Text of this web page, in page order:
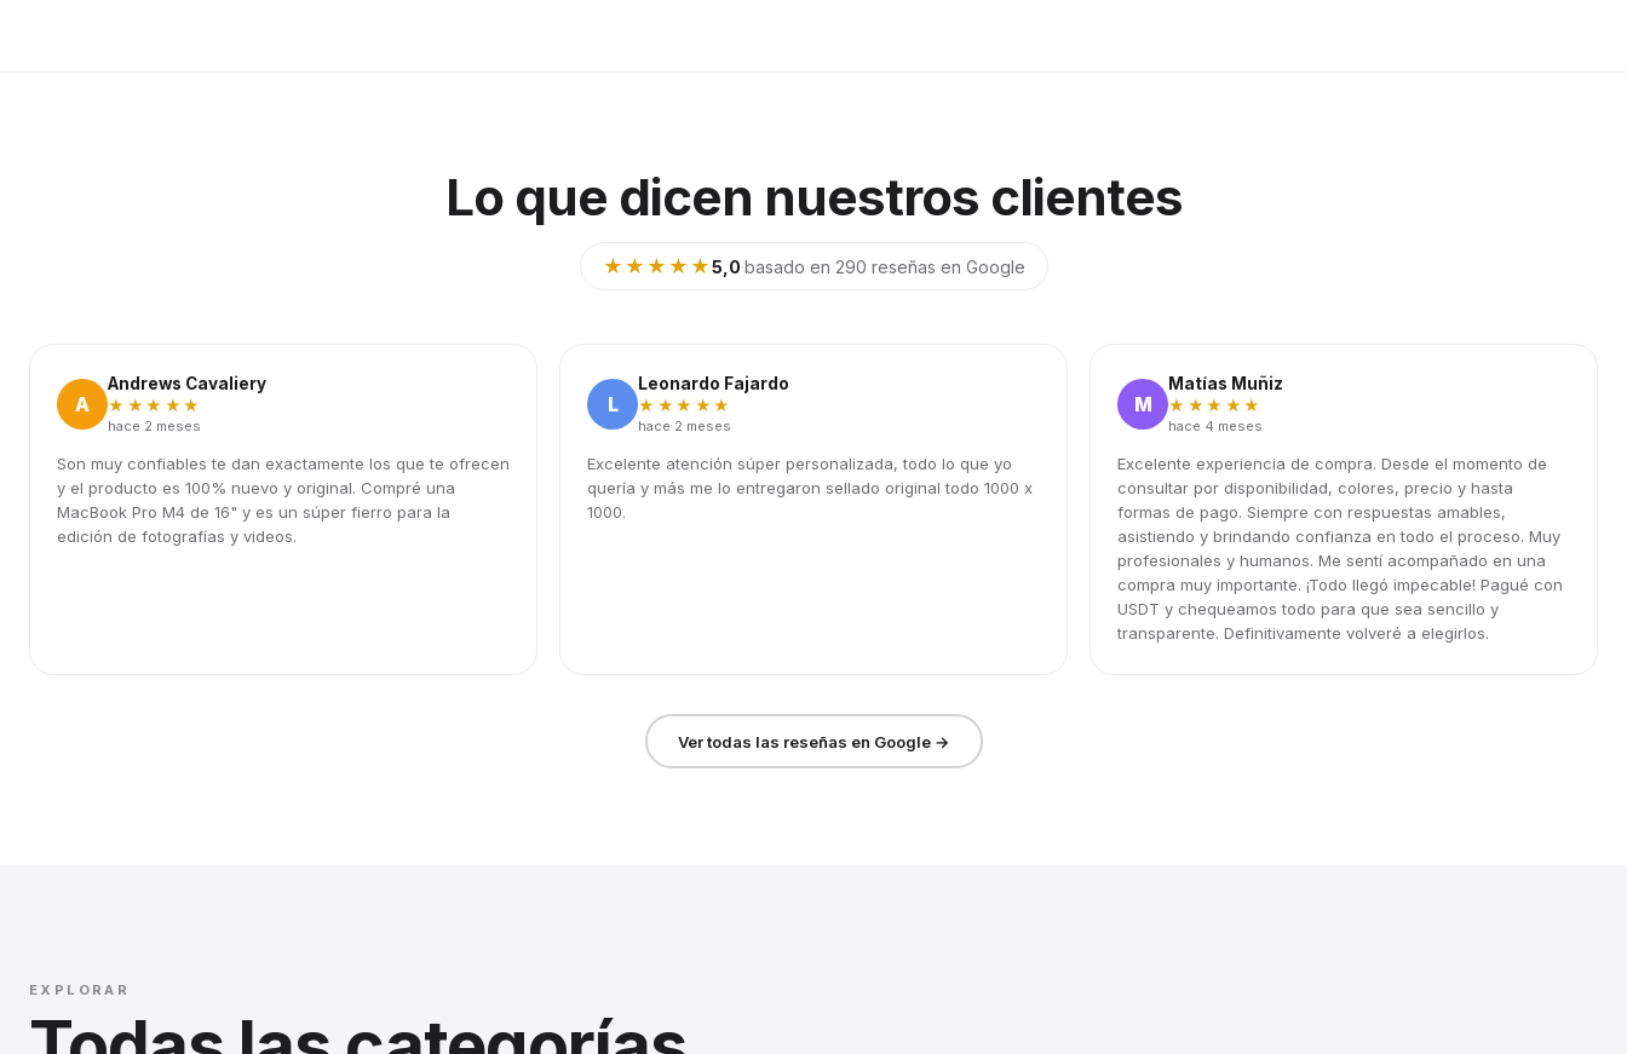
Lo que dicen nuestros clientes
★★★★★5,0·basado en 290 reseñas en Google
A
Andrews Cavaliery
★★★★★
hace 2 meses
Son muy confiables te dan exactamente los que te ofrecen
y el producto es 100% nuevo y original. Compré una
MacBook Pro M4 de 16" y es un súper fierro para la
edición de fotografías y videos.
L
Leonardo Fajardo
★★★★★
hace 2 meses
Excelente atención súper personalizada, todo lo que yo
quería y más me lo entregaron sellado original todo 1000 x
1000.
M
Matías Muñiz
★★★★★
hace 4 meses
Excelente experiencia de compra. Desde el momento de
consultar por disponibilidad, colores, precio y hasta
formas de pago. Siempre con respuestas amables,
asistiendo y brindando confianza en todo el proceso. Muy
profesionales y humanos. Me sentí acompañado en una
compra muy importante. ¡Todo llegó impecable! Pagué con
USDT y chequeamos todo para que sea sencillo y
transparente. Definitivamente volveré a elegirlos.
Ver todas las reseñas en Google →
EXPLORAR